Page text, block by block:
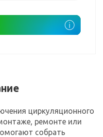
циркуляционного
ремонте или
собрать